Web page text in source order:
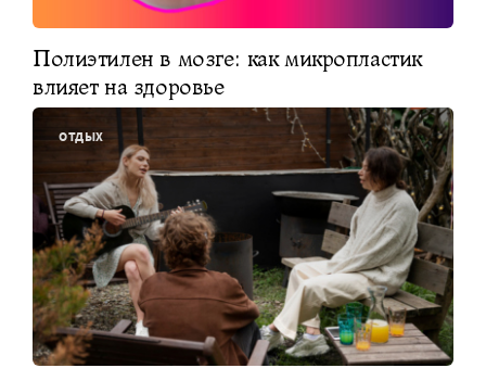
Полиэтилен в мозге: как микропластик
влияет на здоровье
ОТДЫХ